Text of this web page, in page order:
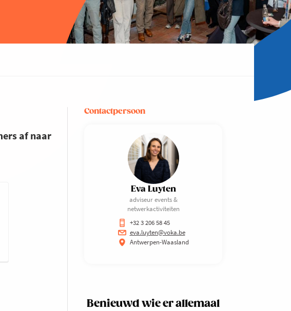
af naar
Contactpersoon
Eva Luyten
adviseur events &
netwerkactiviteiten
+32 3 206 58 45
eva.luyten@voka.be
Antwerpen-Waasland
Benieuwd wie er allemaal